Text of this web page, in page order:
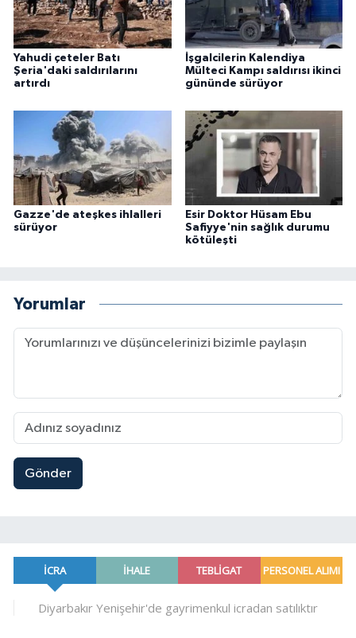
Yahudi çeteler Batı
Şeria'daki saldırılarını
artırdı
İşgalcilerin Kalendiya
Mülteci Kampı saldırısı ikinci
gününde sürüyor
Gazze'de ateşkes ihlalleri
sürüyor
Esir Doktor Hüsam Ebu
Safiyye'nin sağlık durumu
kötüleşti
Yorumlar
Gönder